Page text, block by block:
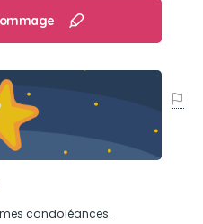
condoléances.